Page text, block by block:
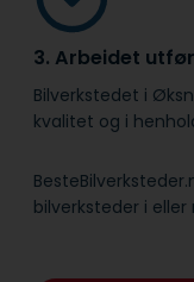
3. Arbeidet
Bilverkstedet i
kvalitet og i
bilverksteder i